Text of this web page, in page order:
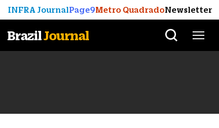
INFRA JournalPage9Metro QuadradoNewsletter
BrazilJournal